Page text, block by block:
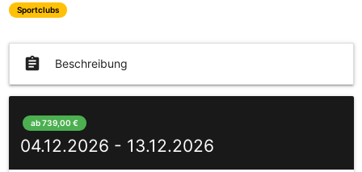
Sportclubs
assignment Beschreibung
ab 739,00 €
04.12.2026 - 13.12.2026